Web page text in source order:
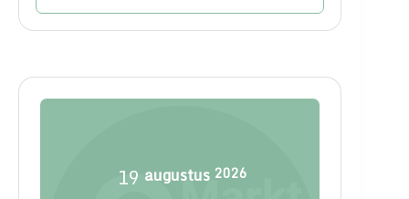
19 augustus 2026